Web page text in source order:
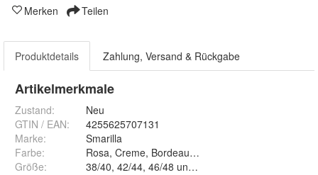
Merken Teilen
Produktdetails Zahlung, Versand & Rückgabe
Artikelmerkmale
Zustand:
Neu
GTIN / EAN:
4255625707131
Marke:
Smarilla
Farbe:
Größe: 38/40, 42/44, 46/48 und 50/52